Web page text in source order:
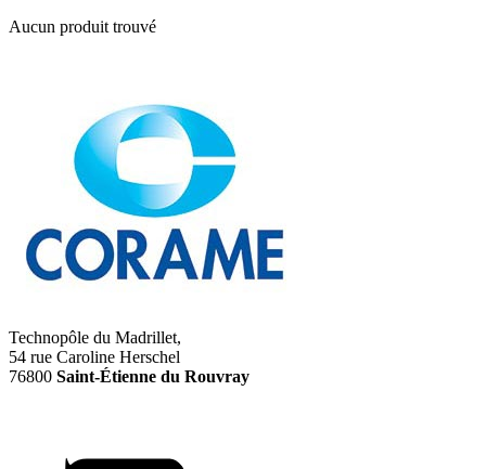
Aucun produit trouvé
Technopôle du Madrillet,
54 rue Caroline Herschel
76800 Saint-Étienne du Rouvray